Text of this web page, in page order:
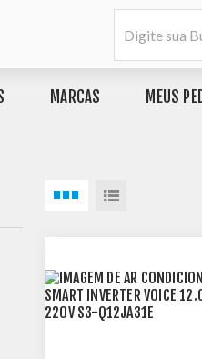
MARCAS MEUS